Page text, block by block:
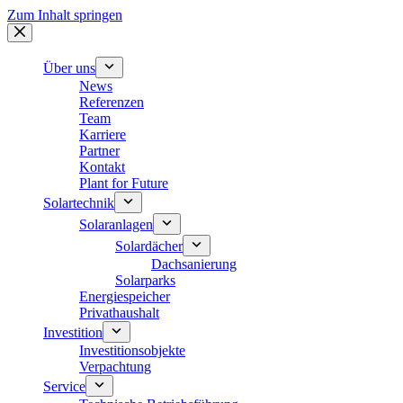
Zum Inhalt springen
Über uns
News
Referenzen
Team
Karriere
Partner
Kontakt
Plant for Future
Solartechnik
Solaranlagen
Solardächer
Dachsanierung
Solarparks
Energiespeicher
Privathaushalt
Investition
Investitionsobjekte
Verpachtung
Service